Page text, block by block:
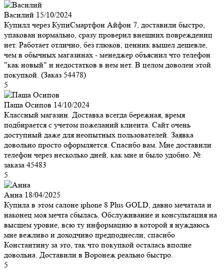
Василий 15/10/2024
Купилл через КупиСмартфон Айфон 7, доставили быстро,
упакован нормально, сразу проверил внешних повреждениц
нет. Работает отлично, без глюков, ценник вышел дешевле,
чем в обычных магазинах - менеджер объяснил что телефон
"как новый" и недостатков в нем нет. В целом доволен этой
покупкой. (Заказ 54478)
5
Паша Осипов 14/10/2024
Классный магазин. Доставка всегда бережная, время
подбирается с учетом пожеланий клиента. Сайт очень
доступный даже для неопытных пользователей. Заявка
довольно просто оформляется. Спасибо вам. Мне доставили
телефон через несколько дней, как мне и было удобно. №
заказа 45483
5
Анна 18/04/2025
Купила в этом салоне iphone 8 Plus GOLD, давно мечатала и
наконец моя мечта сбылась. Обслуживание и консультация на
высшем уровне, всю ту информацию в которой я нуждаюсь
мне вежливо и доходчиво предподнесли, спасибо
Константину за это, так что покупкой осталась вполне
довольна. Доставили в Воронеж реально быстро.
5